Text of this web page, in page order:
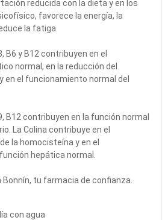
reducida con la dieta y en los
favorece la energía, la
la fatiga.
B6 y B12 contribuyen en el
normal, en la reducción del
en el funcionamiento normal del
B12 contribuyen en la función normal
La Colina contribuye en el
la homocisteína y en el
hepática normal.
Bonnín, tu farmacia de confianza.
con agua